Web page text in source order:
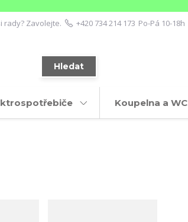
Hledat
rady? Zavolejte. +420 734 214 173 Po-Pá 10-18h
Koupelna a WC